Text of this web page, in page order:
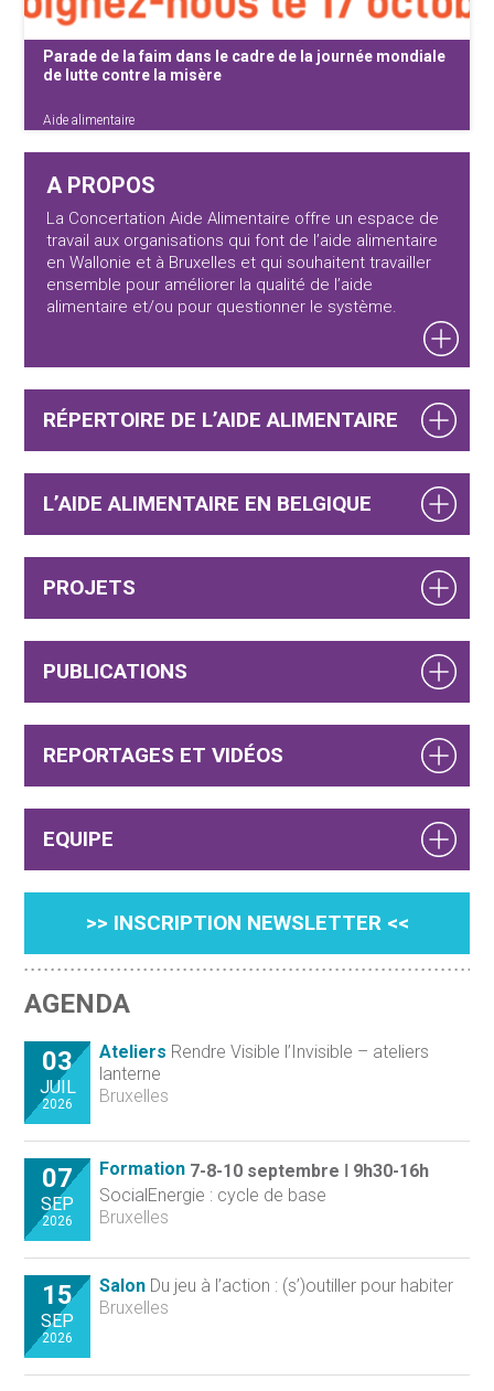
Parade de la faim dans le cadre de la journée mondiale
de lutte contre la misère
Aide alimentaire
La Concertation Aide Alimentaire co-organise
une parade de la faim le 17 octobre 2022 avec
Cultureghem. Ce sera l’occasion de dénoncer
la situation actuelle caractérisée par la
précarité alimentaire et énergétique
ahurissante dans une ambiance {...}
A PROPOS
La Concertation Aide Alimentaire offre un espace de
travail aux organisations qui font de l’aide alimentaire
en Wallonie et à Bruxelles et qui souhaitenttravailler
ensemble pour améliorer la qualité de l’aide
alimentaire et/ou pour questionner le système.
RÉPERTOIRE DE L’AIDE ALIMENTAIRE
L’AIDE ALIMENTAIRE EN BELGIQUE
PROJETS
PUBLICATIONS
REPORTAGES ET VIDÉOS
EQUIPE
>> INSCRIPTION NEWSLETTER <<
AGENDA
03
JUIL
2026
Ateliers Rendre Visible l’Invisible – ateliers
lanterne
Bruxelles
07
SEP
2026
Formation 7-8-10 septembre ǀ 9h30-16h
SocialEnergie : cycle de base
Bruxelles
15
SEP
2026
Salon Du jeu à l’action : (s’)outiller pour habiter
Bruxelles